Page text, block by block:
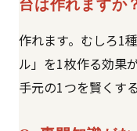
台は作れますか
作れます。むしろ1
ル」を1枚作る効果
手元の1つを賢くす